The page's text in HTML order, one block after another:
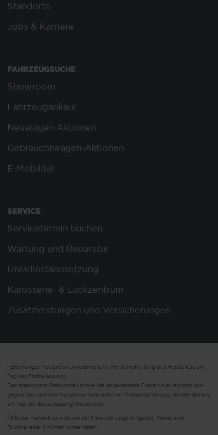
Standorte
Jobs & Karriere
FAHRZEUGSUCHE
Showroom
Fahrzeugankauf
Neuwagen-Aktionen
Gebrauchtwagen-Aktionen
E-Mobilität
SERVICE
Servicetermin buchen
Wartung und Reparatur
Unfallinstandsetzung
Karosserie- & Lackzentrum
Zusatzleistungen und Versicherungen
1 Ehemaliger Neupreis (Unverbindliche Preisempfehlung des Herstellers am
Tag der Erstzulassung).
Der errechnete Preisvorteil sowie die angegebene Ersparnis errechnet sich
gegenüber der ehemaligen unverbindlichen Preisempfehlung des Herstellers
am Tag der Erstzulassung (Neupreis).
2 Hierbei handelt es sich um ein Finanzierungs-Angebot. Preise sind
Bruttopreise. Irrtümer vorbehalten.